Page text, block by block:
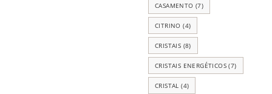
CASAMENTO (7)
CITRINO (4)
CRISTAIS (8)
CRISTAIS ENERGÉTICOS (7)
CRISTAL (4)